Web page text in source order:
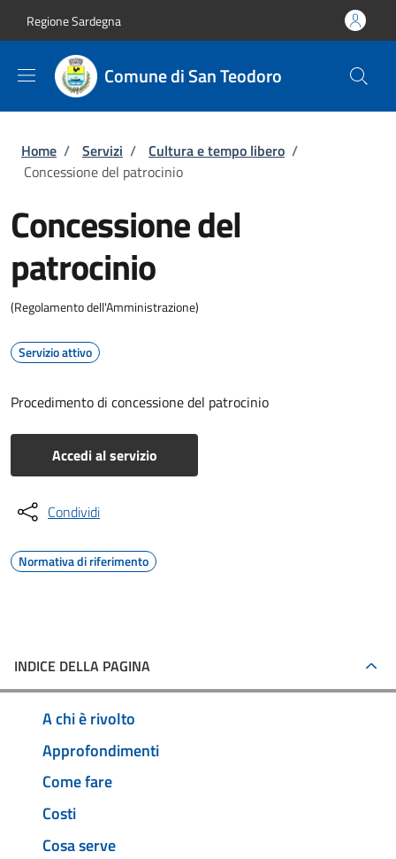
Regione Sardegna
Comune di San Teodoro
Briciole di pane
Home / Servizi / Cultura e tempo libero /
Concessione del patrocinio
Concessione del
patrocinio
(Regolamento dell'Amministrazione)
Servizio attivo
Procedimento di concessione del patrocinio
Accedi al servizio
Condividi
Normativa di riferimento
INDICE DELLA PAGINA
A chi è rivolto
Approfondimenti
Come fare
Costi
Cosa serve